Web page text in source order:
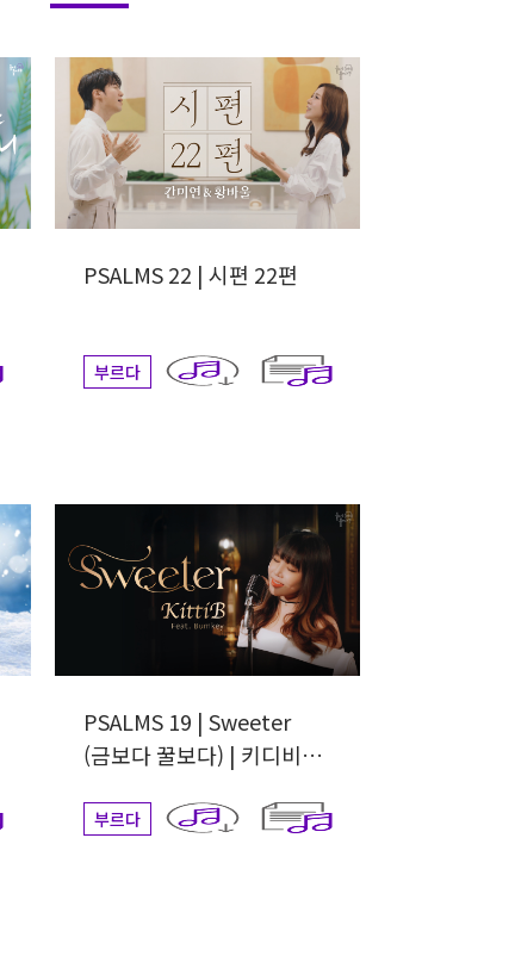
PSALMS 22 | 시편 22편
부르다
PSALMS 19 | Sweeter
(금보다 꿀보다) | 키디비
부르다